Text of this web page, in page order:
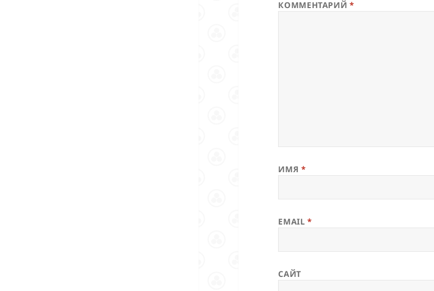
КОММЕНТАРИЙ*
ИМЯ *
EMAIL*
САЙТ